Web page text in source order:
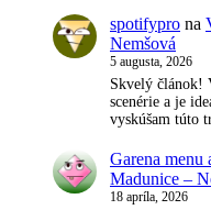
spotifypro na
Nemšová
5 augusta, 2026
Skvelý článok!
scenérie a je
vyskúšam túto
Garena menu
Madunice –
18 apríla, 2026